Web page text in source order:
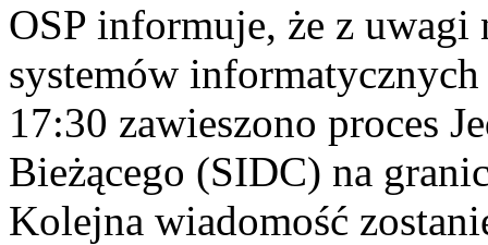
OSP informuje, że z uwagi
systemów
17:30 zawieszono proces
Bieżącego (SIDC) na
Kolejna wiadomość